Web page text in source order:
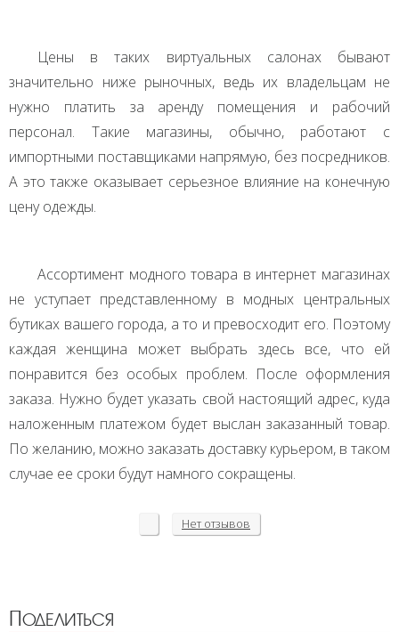
Цены в таких виртуальных салонах бывают
значительно ниже рыночных, ведь их владельцам не
нужно платить за аренду помещения и рабочий
персонал. Такие магазины, обычно, работают с
импортными поставщиками напрямую, без посредников.
А это также оказывает серьезное влияние на конечную
цену одежды.
Ассортимент модного товара в интернет магазинах
не уступает представленному в модных центральных
бутиках вашего города, а то и превосходит его. Поэтому
каждая женщина может выбрать здесь все, что ей
понравится без особых проблем. После оформления
заказа. Нужно будет указать свой настоящий адрес, куда
наложенным платежом будет выслан заказанный товар.
По желанию, можно заказать доставку курьером, в таком
случае ее сроки будут намного сокращены.
Нет отзывов
Поделиться